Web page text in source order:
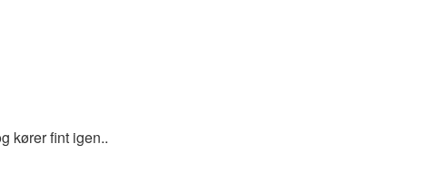
kører fint igen..